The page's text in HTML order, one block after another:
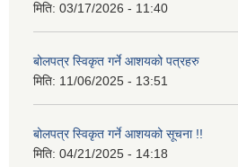
मिति: 03/17/2026 - 11:40
बोलपत्र स्विकृत गर्ने आशयको पत्रहरु
मिति: 11/06/2025 - 13:51
बोलपत्र स्विकृत गर्ने आशयको सूचना !!
मिति: 04/21/2025 - 14:18